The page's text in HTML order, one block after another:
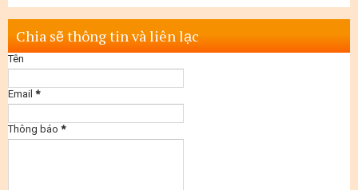
Chia sẽ thông tin và liên lạc
Tên
Email *
Thông báo *